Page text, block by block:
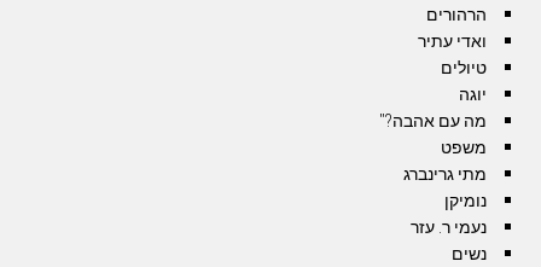
הרהורים
ואדי עתיר
טיולים
יוגה
מה עם אהבה?"
משפט
מתי גרינברג
נומיקן
נעמי ר. עזר
נשים